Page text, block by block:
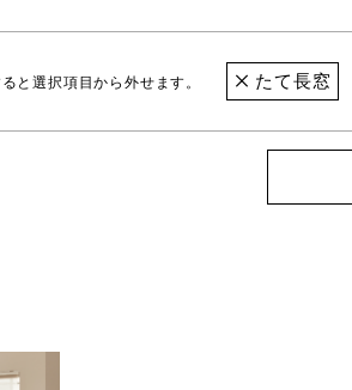
と選択項目から外せます。 たて長窓